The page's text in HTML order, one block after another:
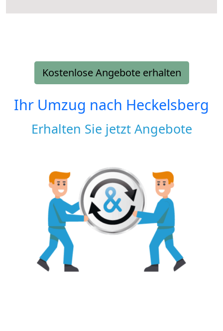
Kostenlose Angebote erhalten
Ihr Umzug nach Heckelsberg
Erhalten Sie jetzt Angebote